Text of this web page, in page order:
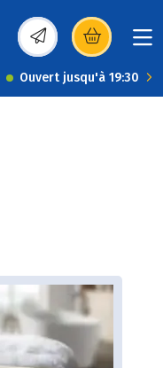
(s’ouvre dans une
Ouvert jusqu'à 19:30